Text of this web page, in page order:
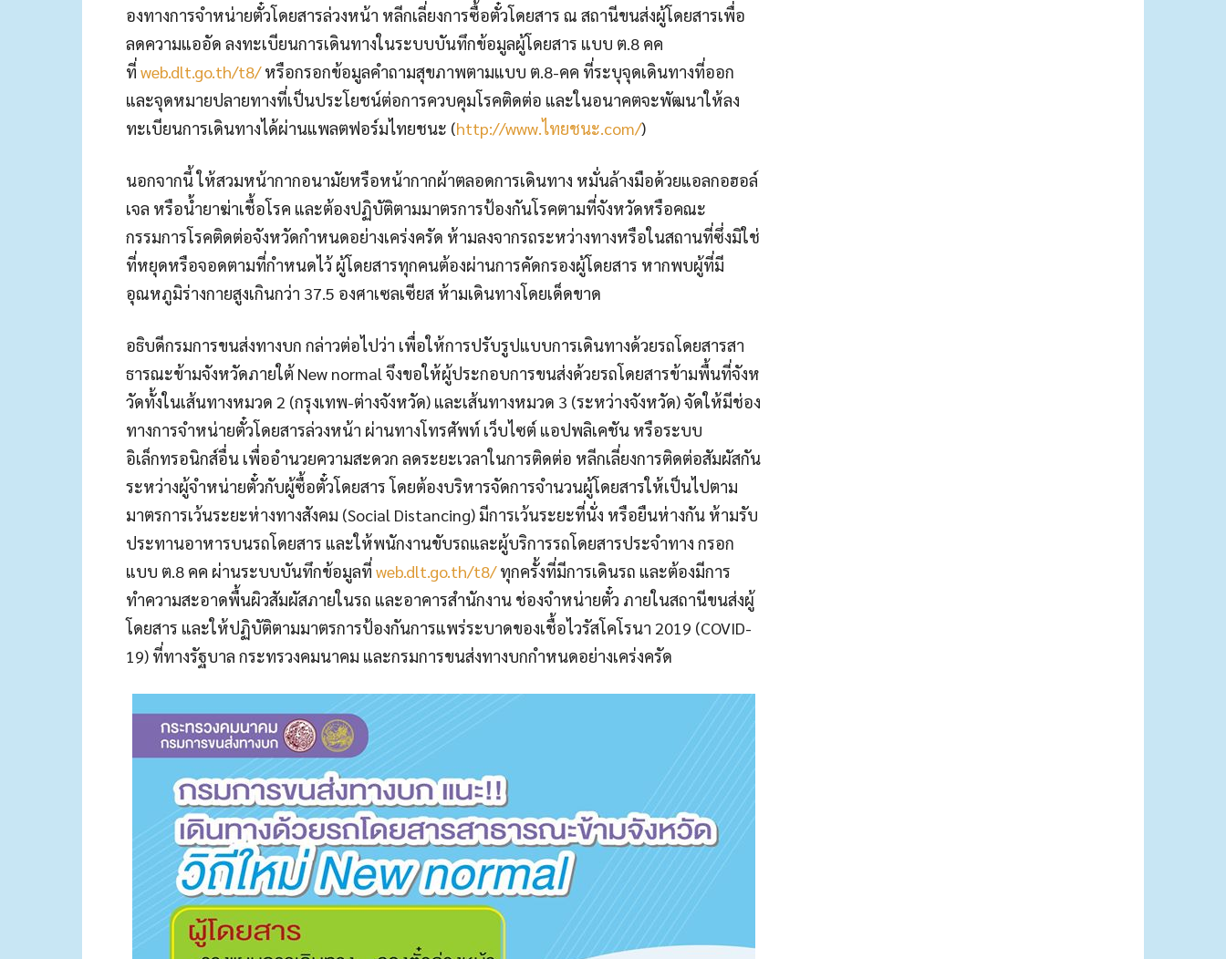
องทางการจำหน่ายตั๋วโดยสารล่วงหน้า หลีกเลี่ยงการซื้อตั๋วโดยสาร ณ สถานีขนส่งผู้โดยสารเพื่อ
ลดความแออัด ลงทะเบียนการเดินทางในระบบบันทึกข้อมูลผู้โดยสาร แบบ ต.8 คค
ที่ web.dlt.go.th/t8/หรือกรอกข้อมูลคำถามสุขภาพตามแบบ ต.8-คค ที่ระบุจุดเดินทางที่ออก
และจุดหมายปลายทางที่เป็นประโยชน์ต่อการควบคุมโรคติดต่อ และในอนาคตจะพัฒนาให้ลง
ทะเบียนการเดินทางได้ผ่านแพลตฟอร์มไทยชนะ (http://www.ไทยชนะ.com/)
นอกจากนี้ ให้สวมหน้ากากอนามัยหรือหน้ากากผ้าตลอดการเดินทาง หมั่นล้างมือด้วยแอลกอฮอล์
เจล หรือน้ำยาฆ่าเชื้อโรค และต้องปฏิบัติตามมาตรการป้องกันโรคตามที่จังหวัดหรือคณะ
กรรมการโรคติดต่อจังหวัดกำหนดอย่างเคร่งครัด ห้ามลงจากรถระหว่างทางหรือในสถานที่ซึ่งมิใช่
ที่หยุดหรือจอดตามที่กำหนดไว้ ผู้โดยสารทุกคนต้องผ่านการคัดกรองผู้โดยสาร หากพบผู้ที่มี
อุณหภูมิร่างกายสูงเกินกว่า 37.5 องศาเซลเซียส ห้ามเดินทางโดยเด็ดขาด
อธิบดีกรมการขนส่งทางบก กล่าวต่อไปว่า เพื่อให้การปรับรูปแบบการเดินทางด้วยรถโดยสารสา
ธารณะข้ามจังหวัดภายใต้ New normal จึงขอให้ผู้ประกอบการขนส่งด้วยรถโดยสารข้ามพื้นที่จังห
วัดทั้งในเส้นทางหมวด 2 (กรุงเทพ-ต่างจังหวัด) และเส้นทางหมวด 3 (ระหว่างจังหวัด) จัดให้มีช่อง
ทางการจำหน่ายตั๋วโดยสารล่วงหน้า ผ่านทางโทรศัพท์ เว็บไซต์ แอปพลิเคชัน หรือระบบ
อิเล็กทรอนิกส์อื่น เพื่ออำนวยความสะดวก ลดระยะเวลาในการติดต่อ หลีกเลี่ยงการติดต่อสัมผัสกัน
ระหว่างผู้จำหน่ายตั๋วกับผู้ซื้อตั๋วโดยสาร โดยต้องบริหารจัดการจำนวนผู้โดยสารให้เป็นไปตาม
มาตรการเว้นระยะห่างทางสังคม (Social Distancing) มีการเว้นระยะที่นั่ง หรือยืนห่างกัน ห้ามรับ
ประทานอาหารบนรถโดยสาร และให้พนักงานขับรถและผู้บริการรถโดยสารประจำทาง กรอก
แบบ ต.8 คค ผ่านระบบบันทึกข้อมูลที่ web.dlt.go.th/t8/ทุกครั้งที่มีการเดินรถ และต้องมีการ
ทำความสะอาดพื้นผิวสัมผัสภายในรถ และอาคารสำนักงาน ช่องจำหน่ายตั๋ว ภายในสถานีขนส่งผู้
โดยสาร และให้ปฏิบัติตามมาตรการป้องกันการแพร่ระบาดของเชื้อไวรัสโคโรนา 2019 (COVID-
19) ที่ทางรัฐบาล กระทรวงคมนาคม และกรมการขนส่งทางบกกำหนดอย่างเคร่งครัด